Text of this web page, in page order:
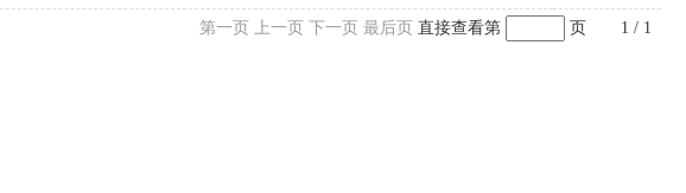
第一页 上一页 下一页 最后页 直接查看第 页 1 / 1